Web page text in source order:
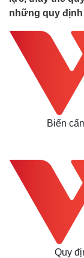
những quy định
Biển
Quy